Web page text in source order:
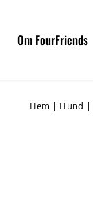
Om FourFriends
Hem | Hund |